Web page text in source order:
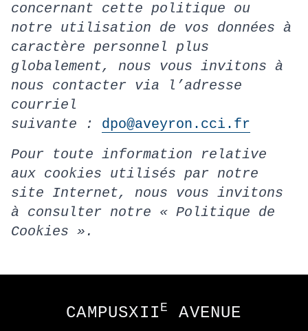
concernant cette politique ou
notre utilisation de vos données à
caractère personnel plus
globalement, nous vous invitons à
nous contacter via l’adresse
courriel
suivante : dpo@aveyron.cci.fr
Pour toute information relative
aux cookies utilisés par notre
site Internet, nous vous invitons
à consulter notre « Politique de
Cookies ».
CAMPUSXII E AVENUE